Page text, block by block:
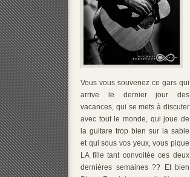
Vous vous souvenez ce gars qui
arrive le dernier jour des
vacances, qui se mets à discuter
avec tout le monde, qui joue de
la guitare trop bien sur la sable
et qui sous vos yeux, vous pique
LA fille tant convoitée ces deux
dernières semaines ?? Et bien